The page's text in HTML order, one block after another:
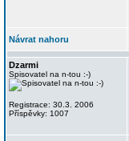
Návrat nahoru
Dzarmi
Spisovatel na n-tou :-)
Registrace: 30.3. 2006
Příspěvky: 1007